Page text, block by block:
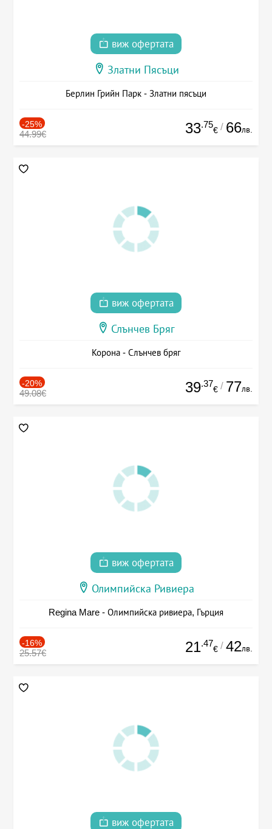
виж офертата
Златни Пясъци
Берлин Грийн Парк - Златни пясъци
-25%
44.99€ 33.75
€ / 66лв.
виж офертата
Слънчев Бряг
Корона - Слънчев бряг
-20%
49.08€ 39.37
€ / 77лв.
виж офертата
Олимпийска Ривиера
Regina Mare - Олимпийска ривиера, Гърция
-16%
25.57€ 21.47
€ / 42лв.
виж офертата